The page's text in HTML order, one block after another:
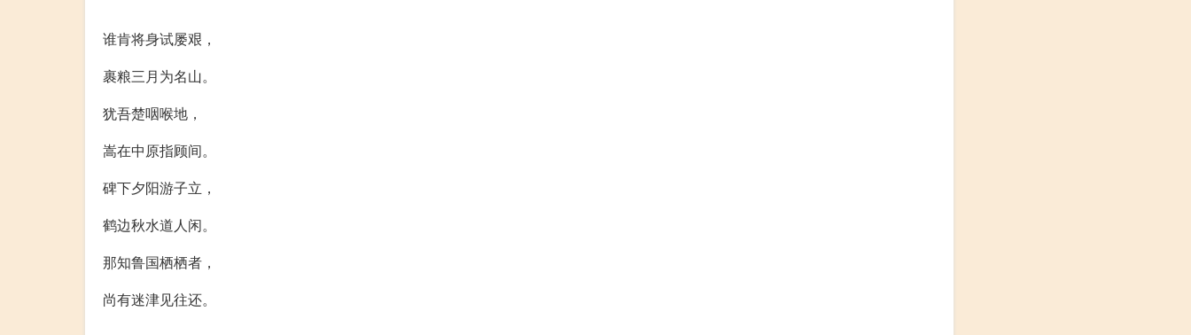
谁肯将身试屡艰，
裹粮三月为名山。
犹吾楚咽喉地，
嵩在中原指顾间。
碑下夕阳游子立，
鹤边秋水道人闲。
那知鲁国栖栖者，
尚有迷津见往还。